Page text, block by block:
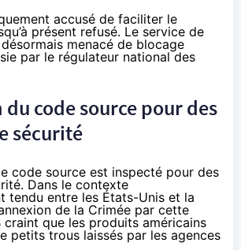
accusé de faciliter le
présent refusé. Le service de
menacé de blocage
par le régulateur national des
du code source pour des
sécurité
code source est inspecté pour des
Dans le contexte
tendu entre les États-Unis et la
de la Crimée par cette
craint que les produits américains
petits trous laissés par les agences